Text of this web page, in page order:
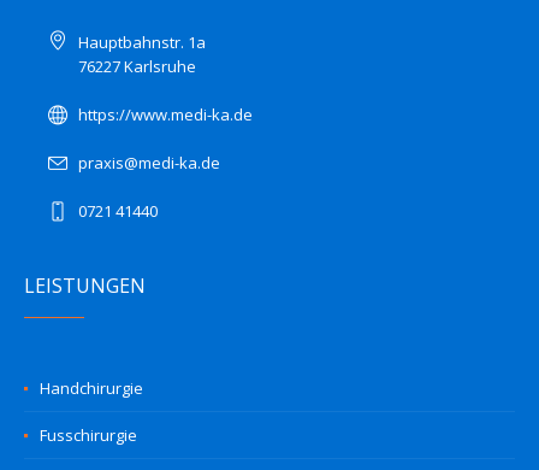
Hauptbahnstr. 1a
76227 Karlsruhe
https://www.medi-ka.de
praxis@medi-ka.de
0721 41440
LEISTUNGEN
Handchirurgie
Fusschirurgie